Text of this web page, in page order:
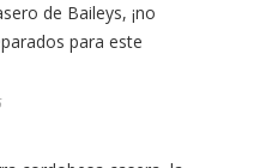
de Baileys, ¡no
para este